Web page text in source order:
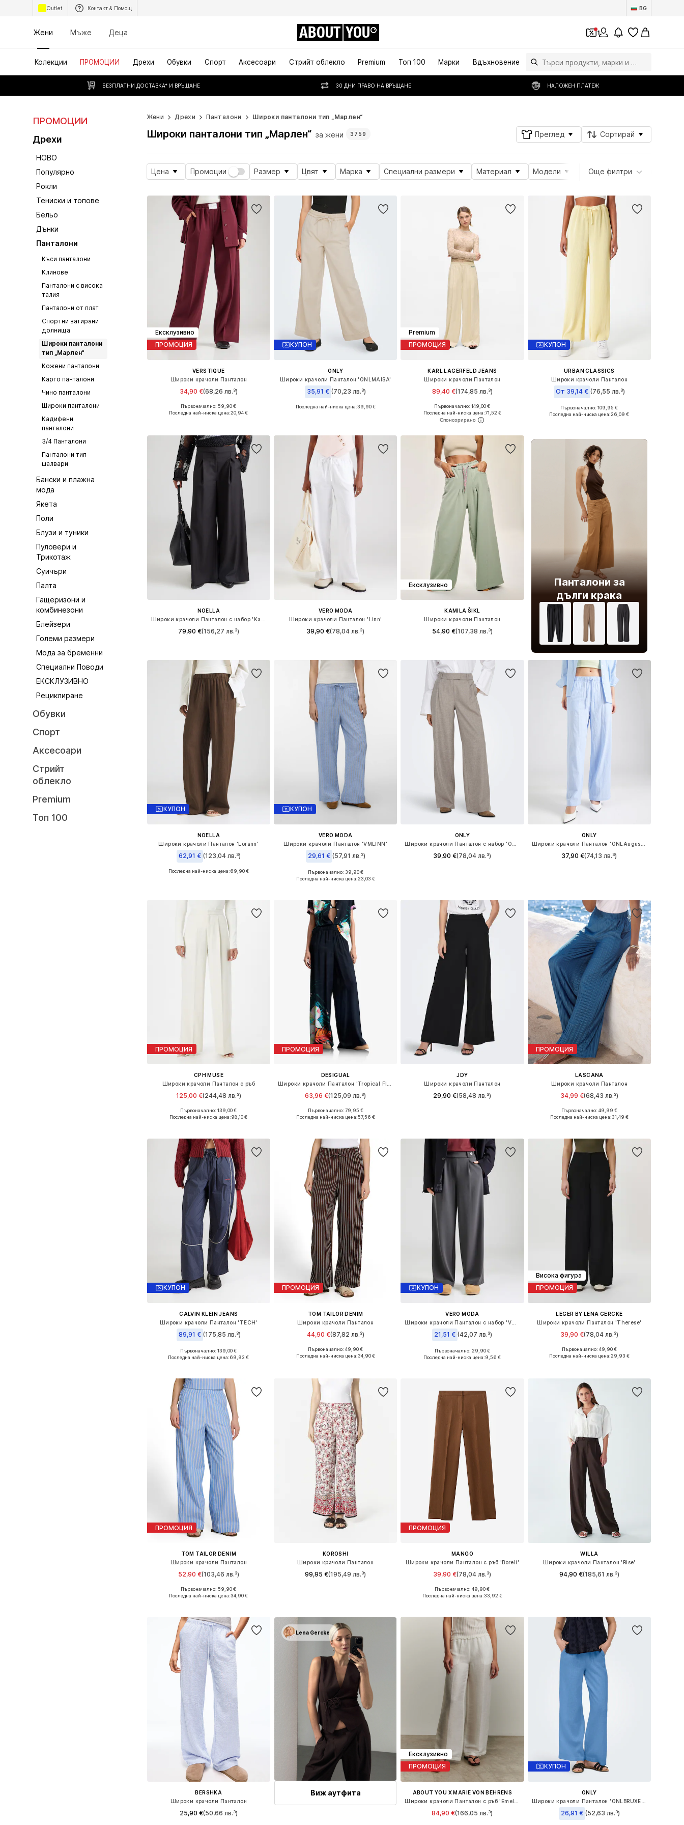
Outlet Контакт & Помощ BG
Жени Мъже Деца ABOUT YOU 1
Колекции ПРОМОЦИИ Дрехи Обувки Спорт Аксесоари Стрийт облекло Premium Топ 100 Марки Вдъхновение
БЕЗПЛАТНИ ДОСТАВКА* И ВРЪЩАНЕ 30 ДНИ ПРАВО НА ВРЪЩАНЕ НАЛОЖЕН ПЛАТЕЖ
ПРОМОЦИИ
Дрехи
НОВО
Популярно
Рокли
Тениски и топове
Бельо
Дънки
Панталони
Къси панталони
Клинове
Панталони с висока
талия
Панталони от плат
Спортни ватирани
долнища
Широки панталони
тип „Марлен“
Кожени панталони
Карго панталони
Чино панталони
Широки панталони
Кадифени
панталони
3/4 Панталони
Панталони тип
шалвари
Бански и плажна
мода
Якета
Поли
Блузи и туники
Пуловери и
Трикотаж
Суичъри
Палта
Гащеризони и
комбинезони
Блейзери
Големи размери
Мода за бременни
Специални Поводи
ЕКСКЛУЗИВНО
Рециклиране
Обувки
Спорт
Аксесоари
Стрийт
облекло
Premium
Топ 100
Жени Дрехи Панталони Широки панталони тип „Марлен“
Широки панталони тип „Марлен“ за жени 3759 Преглед Сортирай
Цена Промоции Размер Цвят Марка Специални размери Материал Модели Атрибути на продукта
Още филтри
Ексклузивно
ПРОМОЦИЯ
VERSTIQUE
Широки крачоли Панталон
34,90 €(68,26 лв.³)
Налични размери: 34, 36, 38, 40
Първоначално: 59,90 €
Последна най-ниска цена:20,94 €
КУПОН
ONLY
Широки крачоли Панталон 'ONLMAISA'
35,91 € (70,23 лв.³)
Последна най-ниска цена:39,90 €
Premium
ПРОМОЦИЯ
KARL LAGERFELD JEANS
Широки крачоли Панталон
89,40 €(174,85 лв.³)
Налични размери: 34, 36, 38, 40, 42
Добави в кошницата
Първоначално: 149,00 €
Последна най-ниска цена:71,52 €
КУПОН
URBAN CLASSICS
Широки крачоли Панталон
От 39,14 € (76,55 лв.³)
Налични размери: 36, 38, 40, 42, 44
Първоначално: 109,95 €
Последна най-ниска цена:26,09 €
NOELLA
79,90 €(156,27 лв.³)
Добави в кошницата
VERO MODA
Широки крачоли Панталон 'Linn'
39,90 €(78,04 лв.³)
Добави в кошницата
Ексклузивно
KAMILA ŠIKL
Широки крачоли Панталон
54,90 €(107,38 лв.³)
Добави в кошницата
Панталони за
дълги крака
КУПОН
NOELLA
Широки крачоли Панталон 'Lorann'
62,91 € (123,04 лв.³)
Налични размери: 34-36, 36-38, 40-42
Последна най-ниска цена:69,90 €
КУПОН
VERO MODA
Широки крачоли Панталон 'VMLINN'
29,61 € (57,91 лв.³)
Налични размери: 34, 36, 38, 40
Първоначално: 39,90 €
Последна най-ниска цена:23,03 €
ONLY
39,90 €(78,04 лв.³)
ONLY
37,90 €(74,13 лв.³)
ПРОМОЦИЯ
CPH MUSE
Широки крачоли Панталон с ръб
125,00 €(244,48 лв.³)
+1
Налични размери: 34, 36, 38, 40, 42
Първоначално: 139,00 €
Последна най-ниска цена:98,10 €
ПРОМОЦИЯ
DESIGUAL
63,96 €(125,09 лв.³)
Налични размери: 34, 36, 38, 40
Първоначално: 79,95 €
Последна най-ниска цена:57,56 €
JDY
Широки крачоли Панталон
29,90 €(58,48 лв.³)
ПРОМОЦИЯ
LASCANA
Широки крачоли Панталон
34,99 €(68,43 лв.³)
Налични размери: 34, 36, 38, 40
Първоначално: 49,99 €
Последна най-ниска цена:31,49 €
КУПОН
CALVIN KLEIN JEANS
Широки крачоли Панталон 'TECH'
89,91 € (175,85 лв.³)
Налични размери: 34, 36, 38, 40
Първоначално: 139,00 €
Последна най-ниска цена:69,93 €
ПРОМОЦИЯ
TOM TAILOR DENIM
Широки крачоли Панталон
44,90 €(87,82 лв.³)
Налични размери: 34, 36, 38, 40
Първоначално: 49,90 €
Последна най-ниска цена:34,90 €
КУПОН
VERO MODA
Широки крачоли Панталон с набор 'VMStar'
21,51 € (42,07 лв.³)
+2
Първоначално: 29,90 €
Последна най-ниска цена:9,56 €
Висока фигура
ПРОМОЦИЯ
LEGER BY LENA GERCKE
Широки крачоли Панталон 'Therese'
39,90 €(78,04 лв.³)
Налични размери: 34, 36, 38, 40
Първоначално: 49,90 €
Последна най-ниска цена:29,93 €
ПРОМОЦИЯ
TOM TAILOR DENIM
Широки крачоли Панталон
52,90 €(103,46 лв.³)
Налични размери: 34, 36, 38, 40, 42
Първоначално: 59,90 €
Последна най-ниска цена:34,90 €
KOROSHI
Широки крачоли Панталон
99,95 €(195,49 лв.³)
ПРОМОЦИЯ
MANGO
Широки крачоли Панталон с ръб 'Boreli'
39,90 €(78,04 лв.³)
Налични размери: 34, 36, 38, 40
Първоначално: 49,90 €
Последна най-ниска цена:33,92 €
WILLA
Широки крачоли Панталон 'Rise'
94,90 €(185,61 лв.³)
BERSHKA
Широки крачоли Панталон
25,90 €(50,66 лв.³)
Lena Gercke
Виж аутфита
Ексклузивно
ПРОМОЦИЯ
ABOUT YOU X MARIE VON BEHRENS
84,90 €(166,05 лв.³)
КУПОН
ONLY
26,91 € (52,63 лв.³)